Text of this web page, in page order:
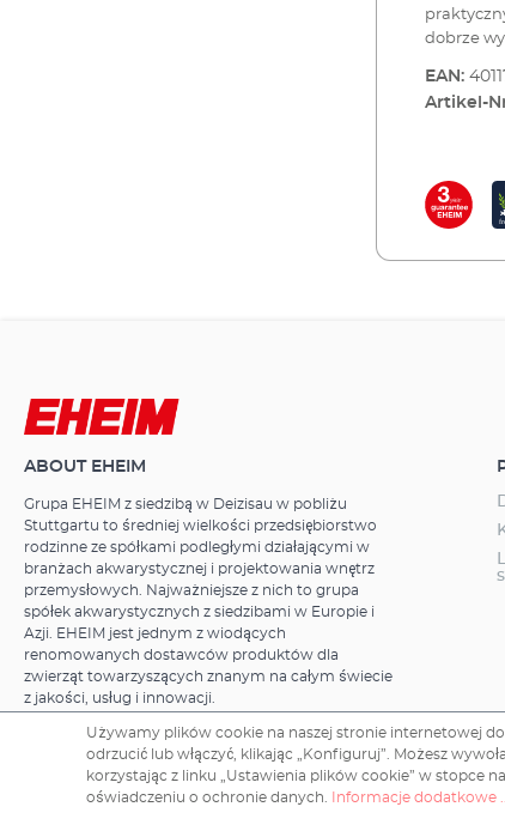
dobrze
zasysa
prostu
EHEIM miniUP Miniaturowy
EAN:
Artikel-
ABOUT EHEIM
Grupa EHEIM z siedzibą w Deizisau w pobliżu
Stuttgartu to średniej wielkości przedsiębiorstwo
rodzinne ze spółkami podległymi działającymi w
branżach akwarystycznej i projektowania wnętrz
przemysłowych. Najważniejsze z nich to grupa
spółek akwarystycznych z siedzibami w Europie i
Azji. EHEIM jest jednym z wiodących
renomowanych dostawców produktów dla
zwierząt towarzyszących znanym na całym świecie
z jakości, usług i innowacji.
Copyright © 2026 EHEIM GmbH & Co. KG.
Używamy plików cookie na naszej stronie internetowej
odrzucić lub włączyć, klikając „Konfiguruj”. Możesz
korzystając z linku „Ustawienia plików cookie” w stopce
oświadczeniu o ochronie danych.
Informacje dodatkowe ...